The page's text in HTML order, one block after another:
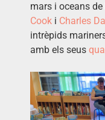
mars i oceans
Cook i Charles
intrèpids
amb els seus